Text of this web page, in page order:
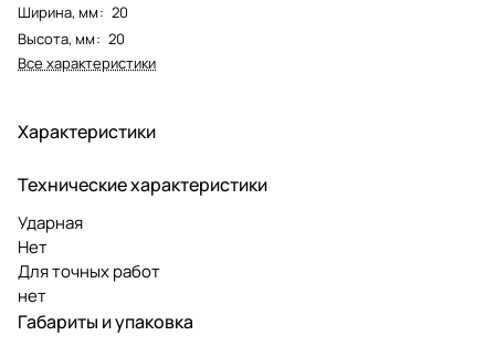
Ширина, мм: 20
Высота, мм: 20
Все характеристики
Характеристики
Технические характеристики
Ударная
Нет
Для точных работ
нет
Габариты и упаковка